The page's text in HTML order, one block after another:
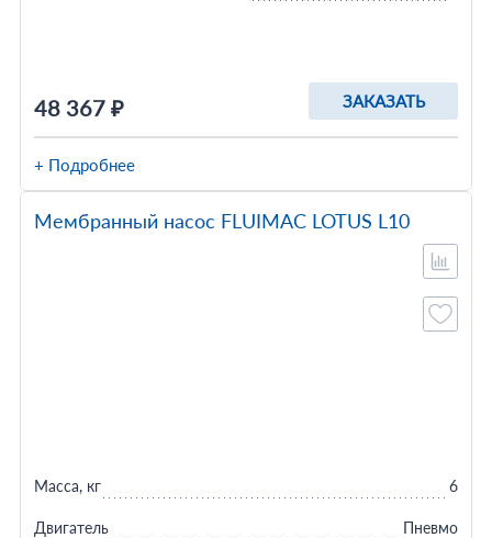
48 367 ₽ ЗАКАЗАТЬ
+ Подробнее
Мембранный насос FLUIMAC LOTUS L10
Масса, кг 6
Двигатель Пневмо